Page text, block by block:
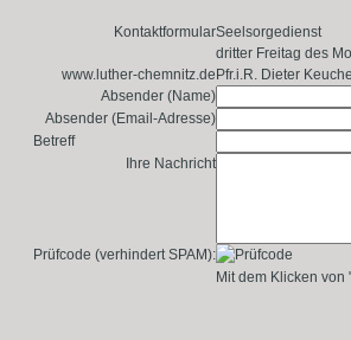
Kontaktformular
www.luther-chemnitz.de
Seelsorgedienst
dritter Freitag des
Pfr.i.R. Dieter
Absender (Name)
Absender (Email-Adresse)
Betreff
Ihre Nachricht
Prüfcode (verhindert SPAM):
Mit dem Klicken